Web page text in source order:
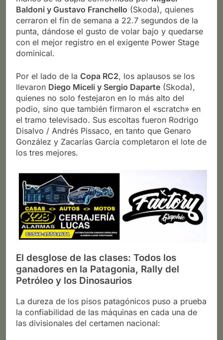
Baldoni y Gustavo Franchello (Skoda), quienes
cerraron el fin de semana a 22.7 segundos de la
punta, dándose el gusto de volar bajo y quedarse
con el mejor registro en el exigente Power Stage
dominical.
Por el lado de la Copa RC2, los aplausos se los
llevaron Diego Miceli y Sergio Daparte (Skoda),
quienes no solo festejaron en lo más alto del
podio, sino que también firmaron el «scratch» en
el tramo televisado. Sus escoltas fueron Rodrigo
Disalvo / Andrés Pissaco, en tanto que Genaro
González y Zacarías García completaron el lote de
los tres mejores.
El desglose de las clases: Todos los
ganadores en la Patagonia, Rally del
Petróleo y los Dinosaurios
La dureza de los pisos patagónicos puso a prueba
la confiabilidad de las máquinas en cada una de
las divisionales del certamen nacional: